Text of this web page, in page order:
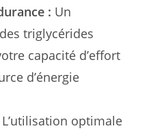
: Un
triglycérides
capacité d’effort
d’énergie
L’utilisation optimale